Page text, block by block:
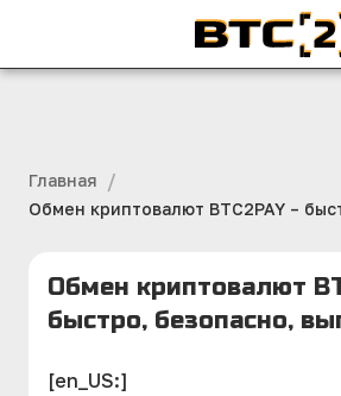
Главная /
Обмен криптовалют BTC2PAY –
Обмен криптовалют
быстро, безопасно,
[en_US:]